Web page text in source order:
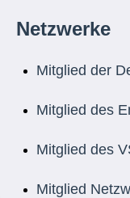
Netzwerke
Mitglied der
Mitglied des
Mitglied des
Mitglied